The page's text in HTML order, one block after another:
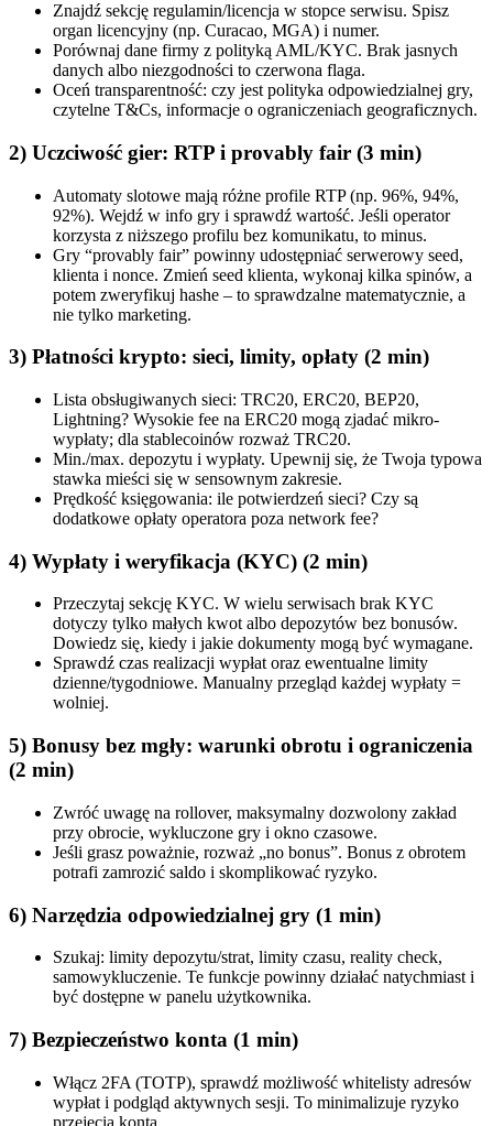
Znajdź sekcję regulamin/licencja w stopce serwisu. Spisz
organ licencyjny (np. Curacao, MGA) i numer.
Porównaj dane firmy z polityką AML/KYC. Brak jasnych
danych albo niezgodności to czerwona flaga.
Oceń transparentność: czy jest polityka odpowiedzialnej gry,
czytelne T&Cs, informacje o ograniczeniach geograficznych.
2) Uczciwość gier: RTP i provably fair (3 min)
Automaty slotowe mają różne profile RTP (np. 96%, 94%,
92%). Wejdź w info gry i sprawdź wartość. Jeśli operator
korzysta z niższego profilu bez komunikatu, to minus.
Gry “provably fair” powinny udostępniać serwerowy seed,
klienta i nonce. Zmień seed klienta, wykonaj kilka spinów, a
potem zweryfikuj hashe – to sprawdzalne matematycznie, a
nie tylko marketing.
3) Płatności krypto: sieci, limity, opłaty (2 min)
Lista obsługiwanych sieci: TRC20, ERC20, BEP20,
Lightning? Wysokie fee na ERC20 mogą zjadać mikro-
wypłaty; dla stablecoinów rozważ TRC20.
Min./max. depozytu i wypłaty. Upewnij się, że Twoja typowa
stawka mieści się w sensownym zakresie.
Prędkość księgowania: ile potwierdzeń sieci? Czy są
dodatkowe opłaty operatora poza network fee?
4) Wypłaty i weryfikacja (KYC) (2 min)
Przeczytaj sekcję KYC. W wielu serwisach brak KYC
dotyczy tylko małych kwot albo depozytów bez bonusów.
Dowiedz się, kiedy i jakie dokumenty mogą być wymagane.
Sprawdź czas realizacji wypłat oraz ewentualne limity
dzienne/tygodniowe. Manualny przegląd każdej wypłaty =
wolniej.
5) Bonusy bez mgły: warunki obrotu i ograniczenia
(2 min)
Zwróć uwagę na rollover, maksymalny dozwolony zakład
przy obrocie, wykluczone gry i okno czasowe.
Jeśli grasz poważnie, rozważ „no bonus”. Bonus z obrotem
potrafi zamrozić saldo i skomplikować ryzyko.
6) Narzędzia odpowiedzialnej gry (1 min)
Szukaj: limity depozytu/strat, limity czasu, reality check,
samowykluczenie. Te funkcje powinny działać natychmiast i
być dostępne w panelu użytkownika.
7) Bezpieczeństwo konta (1 min)
Włącz 2FA (TOTP), sprawdź możliwość whitelisty adresów
wypłat i podgląd aktywnych sesji. To minimalizuje ryzyko
przejęcia konta.